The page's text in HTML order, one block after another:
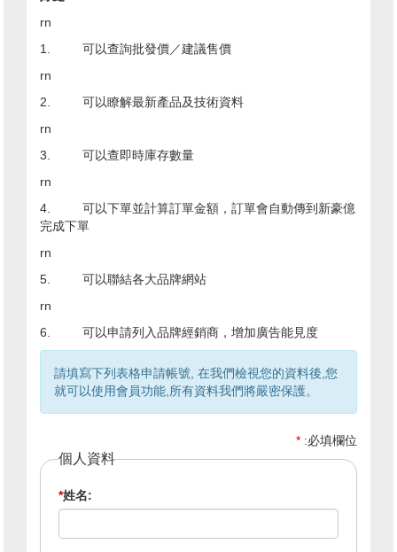
rn
1.
可以查詢批發價／建議售價
rn
2.
可以瞭解最新產品及技術資料
rn
3.
可以查即時庫存數量
rn
4.
可以下單並計算訂單金額，訂單會自動傳到新豪億
完成下單
rn
5.
可以聯結各大品牌網站
rn
6.
可以申請列入品牌經銷商，增加廣告能見度
請填寫下列表格申請帳號, 在我們檢視您的資料後,您
就可以使用會員功能,所有資料我們將嚴密保護。
*:必填欄位
個人資料
*姓名: